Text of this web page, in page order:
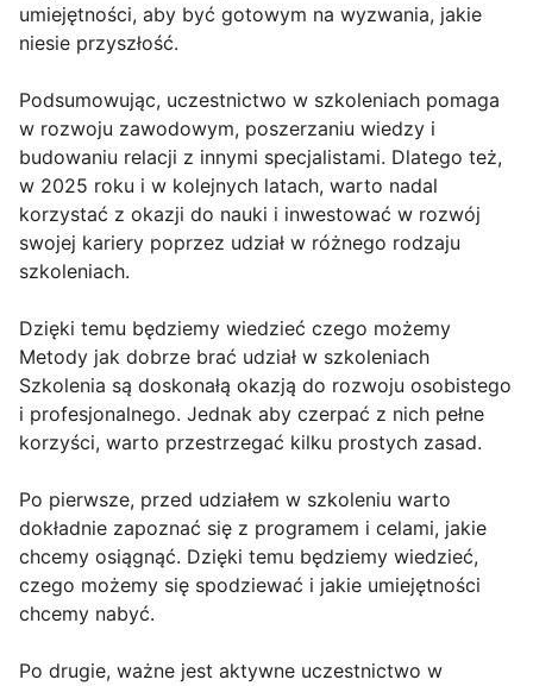
umiejętności, aby być gotowym na wyzwania, jakie
niesie przyszłość.
Podsumowując, uczestnictwo w szkoleniach pomaga
w rozwoju zawodowym, poszerzaniu wiedzy i
budowaniu relacji z innymi specjalistami. Dlatego też,
w 2025 roku i w kolejnych latach, warto nadal
korzystać z okazji do nauki i inwestować w rozwój
swojej kariery poprzez udział w różnego rodzaju
szkoleniach.
Dzięki temu będziemy wiedzieć czego możemy
Metody jak dobrze brać udział w szkoleniach
Szkolenia są doskonałą okazją do rozwoju osobistego
i profesjonalnego. Jednak aby czerpać z nich pełne
korzyści, warto przestrzegać kilku prostych zasad.
Po pierwsze, przed udziałem w szkoleniu warto
dokładnie zapoznać się z programem i celami, jakie
chcemy osiągnąć. Dzięki temu będziemy wiedzieć,
czego możemy się spodziewać i jakie umiejętności
chcemy nabyć.
Po drugie, ważne jest aktywne uczestnictwo w